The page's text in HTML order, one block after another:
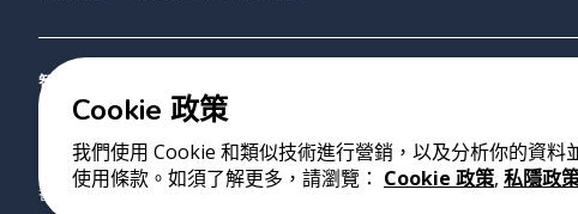
智禾教育
版權 2023 Cyclopes® • v0.31.0
香港銅鑼灣勿地臣街1號時代廣場2座28樓07室
Cookie 政策
我們使用 Cookie 和類似技術進行營銷，以及分析你的資
使用條款。如須了解更多，請瀏覽： Cookie 政策, 私隱政